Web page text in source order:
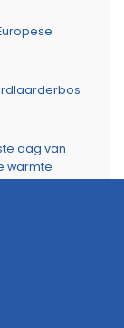
dag van
warmte